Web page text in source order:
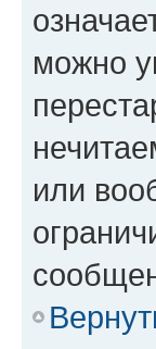
можно
или